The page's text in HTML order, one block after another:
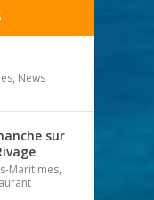
, News
sur
Maritimes,